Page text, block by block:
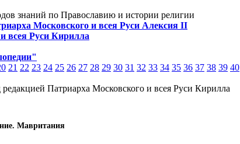
знаний по Православию и истории религии
Московского и всея Руси Алексия II
всея Руси Кирилла
21 22 23 24 25 26 27 28 29 30 31 32 33 34 35 36 37 38 39 40
Патриарха Московского и всея Руси Кирилла
Мавритания